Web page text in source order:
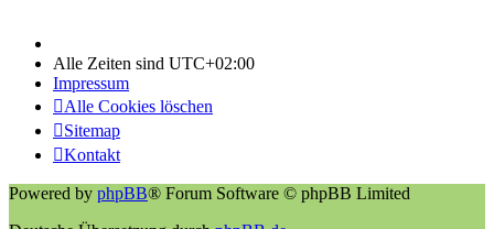
Alle Zeiten sind UTC+02:00
Impressum
Alle Cookies löschen
Sitemap
Kontakt
Powered by phpBB® Forum Software © phpBB Limited